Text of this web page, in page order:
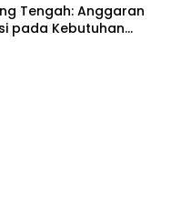
Tengah: Anggaran
pada Kebutuhan